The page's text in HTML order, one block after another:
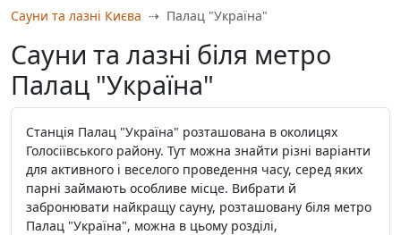
Сауни та лазні Києва Палац "Україна"
Сауни та лазні біля метро
Палац "Україна"
Станція Палац "Україна" розташована в околицях
Голосіївського району. Тут можна знайти різні варіанти
для активного і веселого проведення часу, серед яких
парні займають особливе місце. Вибрати й
забронювати найкращу сауну, розташовану біля метро
Палац "Україна", можна в цьому розділі,